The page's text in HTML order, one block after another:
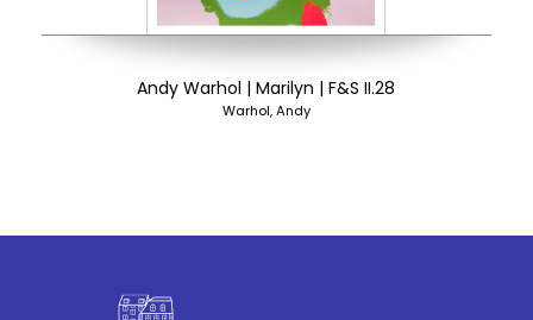
Andy Warhol | Marilyn | F&S II.28
Warhol, Andy